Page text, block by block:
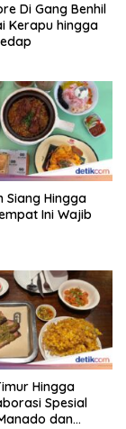
Di Gang Benhil
Kerapu hingga
Siang Hingga
Ini Wajib
Hingga
Spesial
dan